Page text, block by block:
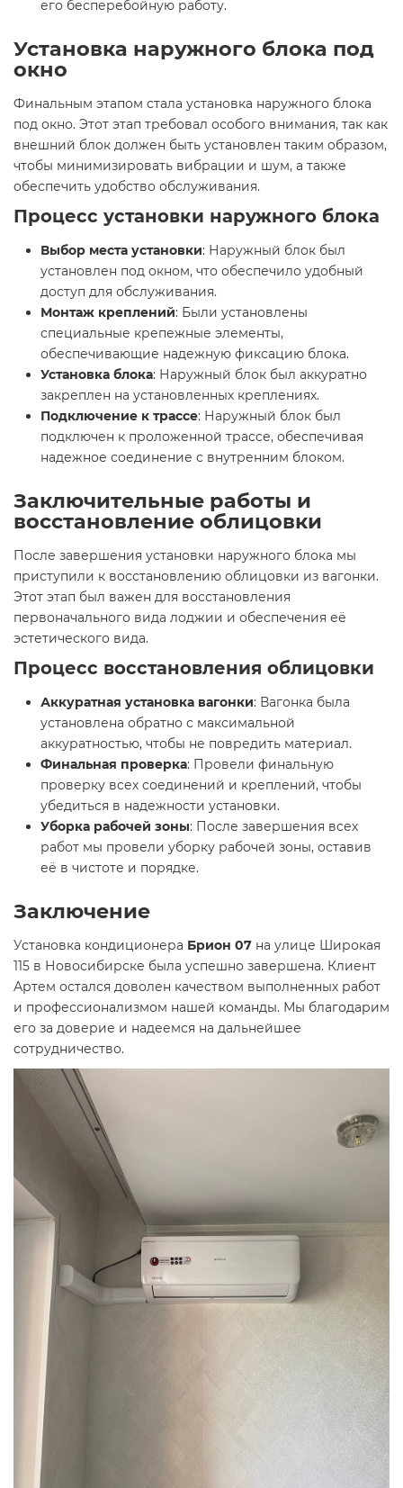
его бесперебойную работу.
Установка наружного блока под
окно
Финальным этапом стала установка наружного блока
под окно. Этот этап требовал особого внимания, так как
внешний блок должен быть установлен таким образом,
чтобы минимизировать вибрации и шум, а также
обеспечить удобство обслуживания.
Процесс установки наружного блока
Выбор места установки: Наружный блок был
установлен под окном, что обеспечило удобный
доступ для обслуживания.
Монтаж креплений: Были установлены
специальные крепежные элементы,
обеспечивающие надежную фиксацию блока.
Установка блока: Наружный блок был аккуратно
закреплен на установленных креплениях.
Подключение к трассе: Наружный блок был
подключен к проложенной трассе, обеспечивая
надежное соединение с внутренним блоком.
Заключительные работы и
восстановление облицовки
После завершения установки наружного блока мы
приступили к восстановлению облицовки из вагонки.
Этот этап был важен для восстановления
первоначального вида лоджии и обеспечения её
эстетического вида.
Процесс восстановления облицовки
Аккуратная установка вагонки: Вагонка была
установлена обратно с максимальной
аккуратностью, чтобы не повредить материал.
Финальная проверка: Провели финальную
проверку всех соединений и креплений, чтобы
убедиться в надежности установки.
Уборка рабочей зоны: После завершения всех
работ мы провели уборку рабочей зоны, оставив
её в чистоте и порядке.
Заключение
Установка кондиционера Брион 07 на улице Широкая
115 в Новосибирске была успешно завершена. Клиент
Артем остался доволен качеством выполненных работ
и профессионализмом нашей команды. Мы благодарим
его за доверие и надеемся на дальнейшее
сотрудничество.